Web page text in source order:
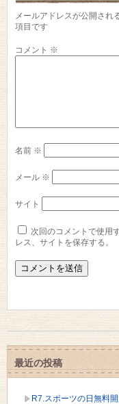
メールアドレスが公開され
項目です
コメント ※
名前 ※
メール ※
サイト
次回のコメントで使用
レス、サイトを保存する。
最近の投稿
R7.スポーツの日無料